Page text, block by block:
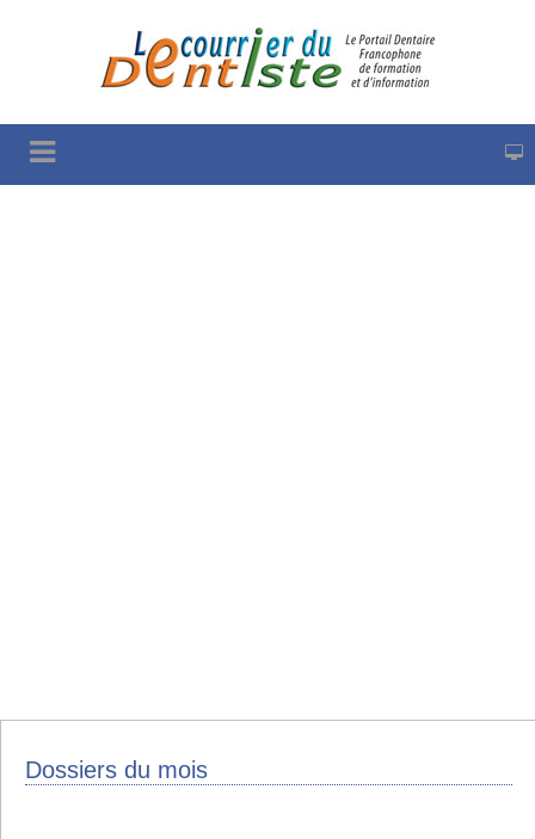
Dossiers du mois